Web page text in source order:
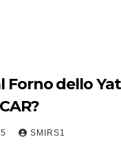
Forno dello
SMIRS1